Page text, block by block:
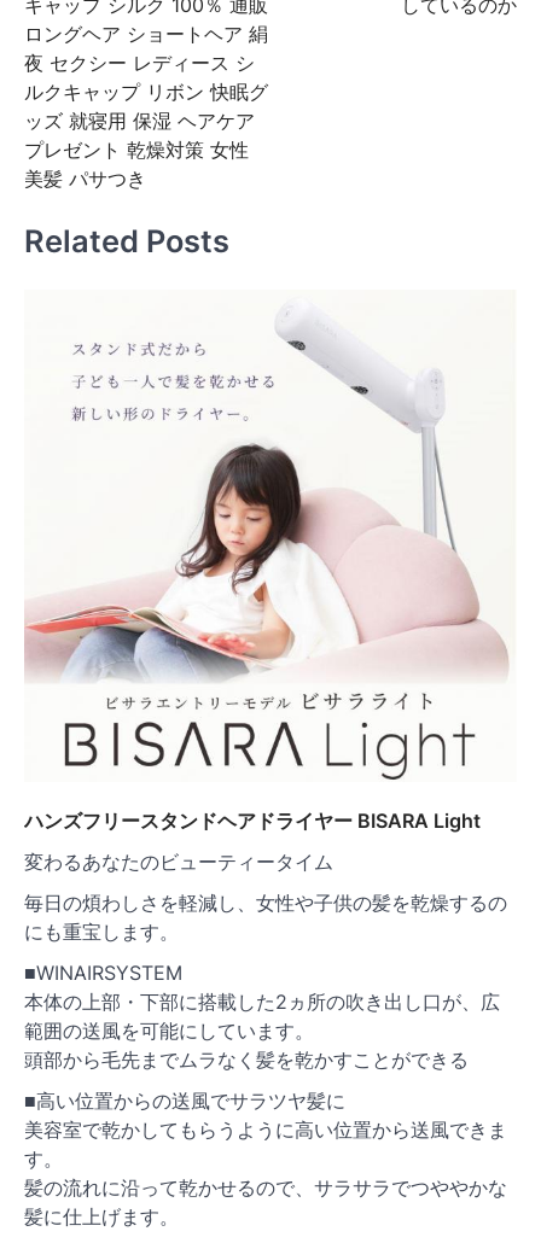
ビ
ゲ
ー
シ
ョ
ロングヘア ショートヘア 絹
夜 セクシー レディース シ
ルクキャップ リボン 快眠グ
ッズ 就寝用 保湿 ヘアケア
プレゼント 乾燥対策 女性
美髪 パサつき
Related Posts
ハンズフリースタンドヘアドライヤー BISARA Light
変わるあなたのビューティータイム
毎日の煩わしさを軽減し、女性や子供の髪を乾燥するの
にも重宝します。
■WINAIRSYSTEM
本体の上部・下部に搭載した2ヵ所の吹き出し口が、広
範囲の送風を可能にしています。
頭部から毛先までムラなく髪を乾かすことができる
■高い位置からの送風でサラツヤ髪に
美容室で乾かしてもらうように高い位置から送風できま
す。
髪の流れに沿って乾かせるので、サラサラでつややかな
髪に仕上げます。